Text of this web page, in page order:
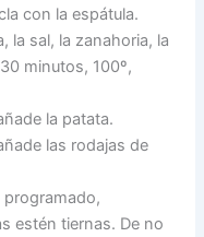
con la espátula.
la sal, la zanahoria, la
minutos, 100º,
la patata.
las rodajas de
estén tiernas. De no